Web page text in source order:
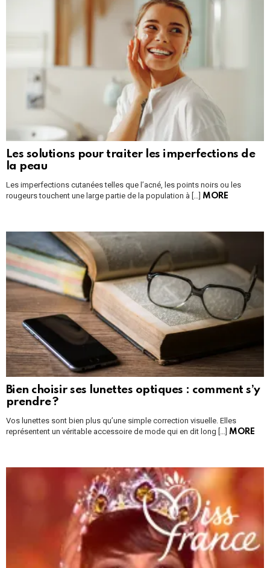
Les solutions pour traiter les imperfections de
la peau
Les imperfections cutanées telles que l’acné, les points noirs ou les
rougeurs touchent une large partie de la population à […] MORE
Bien choisir ses lunettes optiques : comment s’y
prendre ?
Vos lunettes sont bien plus qu’une simple correction visuelle. Elles
représentent un véritable accessoire de mode qui en dit long […] MORE